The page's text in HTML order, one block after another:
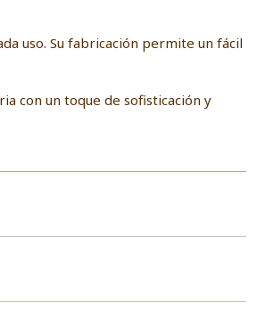
uso. Su fabricación permite un fácil
con un toque de sofisticación y